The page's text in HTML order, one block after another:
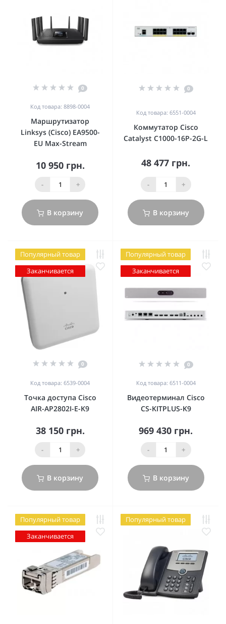
0
Код товара: 8898-0004
Маршрутизатор
Linksys (Cisco) EA9500-
EU Max-Stream
10 950 грн.
- +
В корзину
0
Код товара: 6551-0004
Коммутатор Cisco
Catalyst C1000-16P-2G-L
48 477 грн.
- +
В корзину
Популярный товар
Заканчивается
0
Код товара: 6539-0004
Точка доступа Cisco
AIR-AP2802I-E-K9
38 150 грн.
- +
В корзину
Популярный товар
Заканчивается
0
Код товара: 6511-0004
Видеотерминал Cisco
CS-KITPLUS-K9
969 430 грн.
- +
В корзину
Популярный товар
Заканчивается
Популярный товар